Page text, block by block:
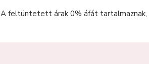
A feltüntetett árak 0% áfát tartalmaznak,